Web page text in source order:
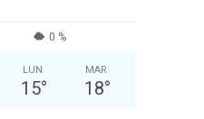
0 %
LUN
15°
MAR
18°